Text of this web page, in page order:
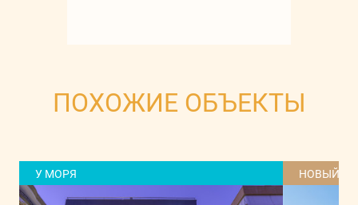
ПОХОЖИЕ ОБЪЕКТЫ
У МОРЯ НОВЫЙ